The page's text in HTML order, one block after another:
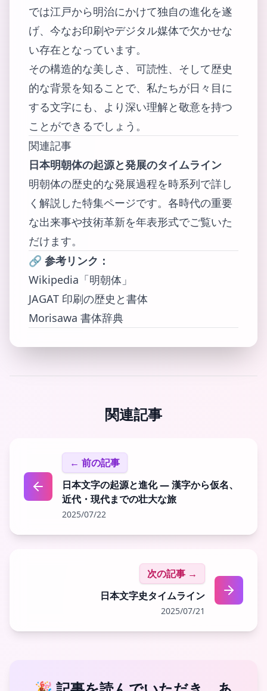
では江戸から明治にかけて独自の進化を遂
げ、今なお印刷やデジタル媒体で欠かせな
い存在となっています。
その構造的な美しさ、可読性、そして歴史
的な背景を知ることで、私たちが日々目に
する文字にも、より深い理解と敬意を持つ
ことができるでしょう。
関連記事
日本明朝体の起源と発展のタイムライン
明朝体の歴史的な発展過程を時系列で詳し
く解説した特集ページです。各時代の重要
な出来事や技術革新を年表形式でご覧いた
だけます。
🔗 参考リンク：
Wikipedia「明朝体」
JAGAT 印刷の歴史と書体
Morisawa 書体辞典
関連記事
← 前の記事
日本文字の起源と進化 — 漢字から仮名、
近代・現代までの壮大な旅
2025/07/22
次の記事 →
日本文字史タイムライン
2025/07/21